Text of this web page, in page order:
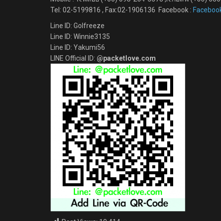
Tel: 02-5199816 , Fax:02-1906136 Facebook :
Line ID: Golfreeze
Line ID: Winnie3135
Line ID: Yakumi56
LINE Official ID: @packetlove.com